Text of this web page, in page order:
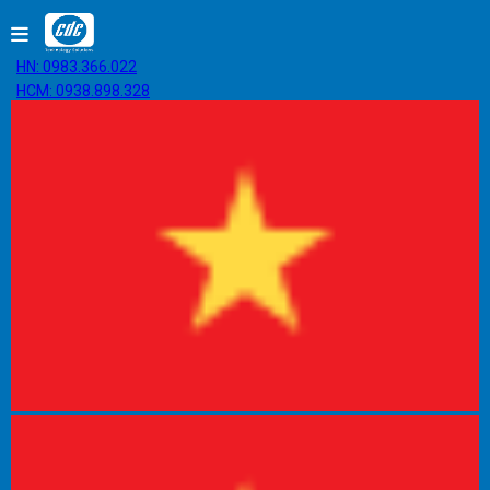
HN: 0983.366.022
HCM: 0938.898.328